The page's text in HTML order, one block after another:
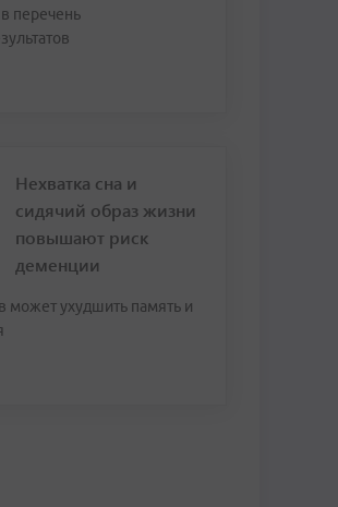
перечень
Нехватка сна и
сидячий образ жизни
повышают риск
деменции
может ухудшить память и